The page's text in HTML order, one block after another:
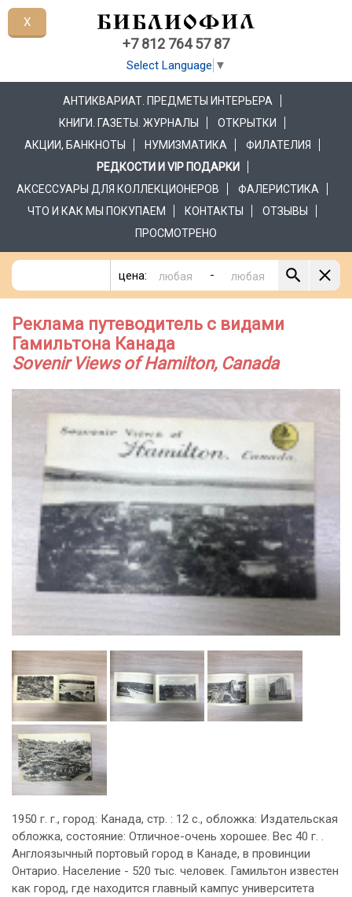
+7 812 764 57 87
Select Language ▼
АНТИКВАРИАТ. ПРЕДМЕТЫ ИНТЕРЬЕРА
КНИГИ. ГАЗЕТЫ. ЖУРНАЛЫ
ОТКРЫТКИ
АКЦИИ, БАНКНОТЫ
НУМИЗМАТИКА
ФИЛАТЕЛИЯ
РЕДКОСТИ И VIP ПОДАРКИ
АКСЕССУАРЫ ДЛЯ КОЛЛЕКЦИОНЕРОВ
ФАЛЕРИСТИКА
ЧТО И КАК МЫ ПОКУПАЕМ
КОНТАКТЫ
ОТЗЫВЫ
ПРОСМОТРЕНО
цена: -
Реклама путеводитель с видами
Гамильтона Канада
Sovenir Views of Hamilton, Canada
1950 г. г., город: Канада, стр. : 12 с., обложка: Издательская
обложка, состояние: Отличное-очень хорошее. Вес 40 г. .
Англоязычный портовый город в Канаде, в провинции
Онтарио. Население - 520 тыс. человек. Гамильтон известен
как город, где находится главный кампус университета
X